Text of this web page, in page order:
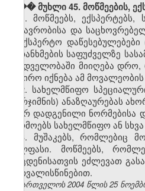
��� მუხლი 45. მოწმეების,
1. მოწმეებს,
მგზავრობისა და
საექსპერტო
შეთანხმების საფუძველზე
მხედველობაში მიიღება
საჭირო იქნება ამ
2. სახელმწიფო
თარჯიმნის) ანაზღაურებას
მიერ დადგენილი ნორმებისა
წარმოებს სახელმწიფო ან
3. მუშაკებს, რომლებიც
ხელფასი. მოწმეებს,
მოცდენისათვის ეძლევათ
გათვალისწინებით.
საქართველოს 2004 წლის 25